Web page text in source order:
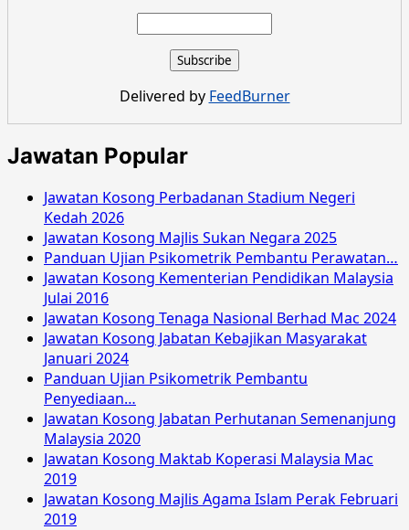
Simpanan
Pekerja
April
2016
Delivered by FeedBurner
Jawatan Popular
Jawatan Kosong Perbadanan Stadium Negeri
Kedah 2026
Jawatan Kosong Majlis Sukan Negara 2025
Panduan Ujian Psikometrik Pembantu Perawatan…
Jawatan Kosong Kementerian Pendidikan Malaysia
Julai 2016
Jawatan Kosong Tenaga Nasional Berhad Mac 2024
Jawatan Kosong Jabatan Kebajikan Masyarakat
Januari 2024
Panduan Ujian Psikometrik Pembantu
Penyediaan…
Jawatan Kosong Jabatan Perhutanan Semenanjung
Malaysia 2020
Jawatan Kosong Maktab Koperasi Malaysia Mac
2019
Jawatan Kosong Majlis Agama Islam Perak Februari
2019